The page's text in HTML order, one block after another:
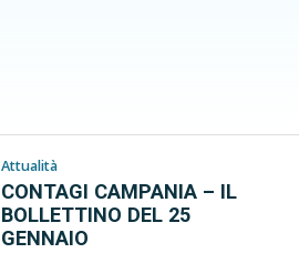
Attualità
CONTAGI CAMPANIA – IL
BOLLETTINO DEL 25
GENNAIO